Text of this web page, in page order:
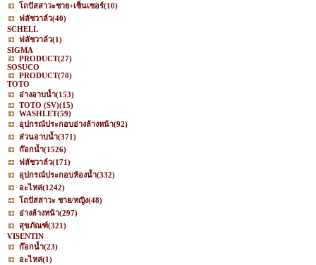
โถปัสสาวะชาย+เซ็นเซอร์(10)
ฟลัชวาล์ว(40)
SCHELL
ฟลัชวาล์ว(1)
SIGMA
PRODUCT(27)
SOSUCO
PRODUCT(70)
TOTO
อ่างอาบน้ำ(153)
TOTO (SV)(15)
WASHLET(59)
อุปกรณ์ประกอบอ่างล้างหน้า(92)
ส่วนอาบน้ำ(371)
ก๊อกน้ำ(1526)
ฟลัชวาล์ว(171)
อุปกรณ์ประกอบห้องน้ำ(332)
อะไหล่(1242)
โถปัสสาวะ ชาย/หญิง(48)
อ่างล้างหน้า(297)
สุขภัณฑ์(321)
VISENTIN
ก๊อกน้ำ(23)
อะไหล่(1)